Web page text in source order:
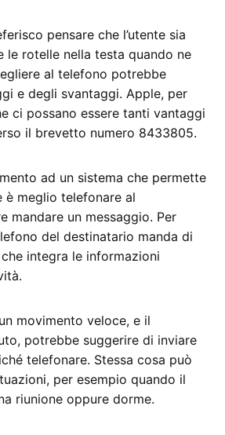
pensare che l’utente sia
le rotelle nella testa quando ne
al telefono potrebbe
e degli svantaggi. Apple, per
ci possano essere tanti vantaggi
il brevetto numero 8433805.
ad un sistema che permette
è meglio telefonare al
mandare un messaggio. Per
del destinatario manda di
integra le informazioni
movimento veloce, e il
potrebbe suggerire di inviare
telefonare. Stessa cosa può
per esempio quando il
riunione oppure dorme.